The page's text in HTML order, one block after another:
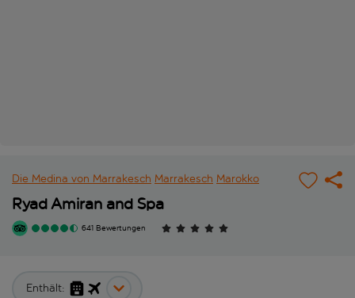
Die Medina von Marrakesch Marrakesch Marokko
Ryad Amiran and Spa
641 Bewertungen
Enthält: